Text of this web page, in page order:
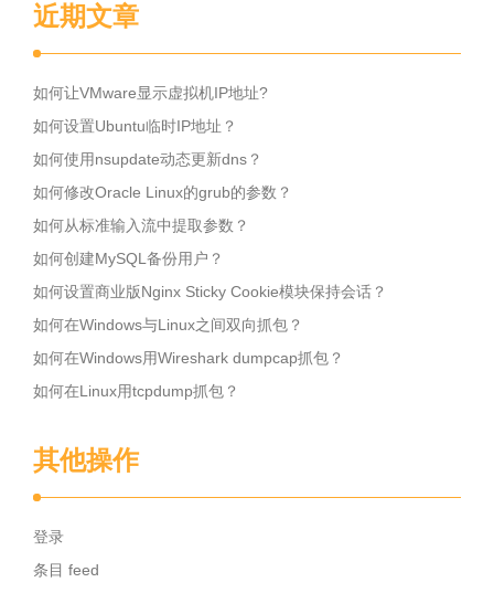
近期文章
如何让VMware显示虚拟机IP地址?
如何设置Ubuntu临时IP地址？
如何使用nsupdate动态更新dns？
如何修改Oracle Linux的grub的参数？
如何从标准输入流中提取参数？
如何创建MySQL备份用户？
如何设置商业版Nginx Sticky Cookie模块保持会话？
如何在Windows与Linux之间双向抓包？
如何在Windows用Wireshark dumpcap抓包？
如何在Linux用tcpdump抓包？
其他操作
登录
条目 feed